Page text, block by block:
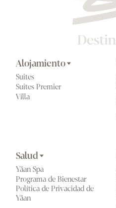
Alojamiento
Suites
Suites Premier
Villa
Salud
Yäan Spa
Programa de Bienestar
Política de Privacidad de
Yäan